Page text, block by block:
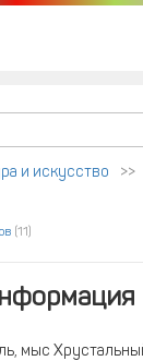
и искусство >>
(11)
мыс